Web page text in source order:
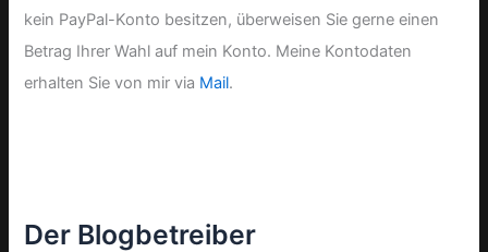
kein PayPal-Konto besitzen, überweisen Sie gerne einen
Betrag Ihrer Wahl auf mein Konto. Meine Kontodaten
erhalten Sie von mir via Mail.
Der Blogbetreiber